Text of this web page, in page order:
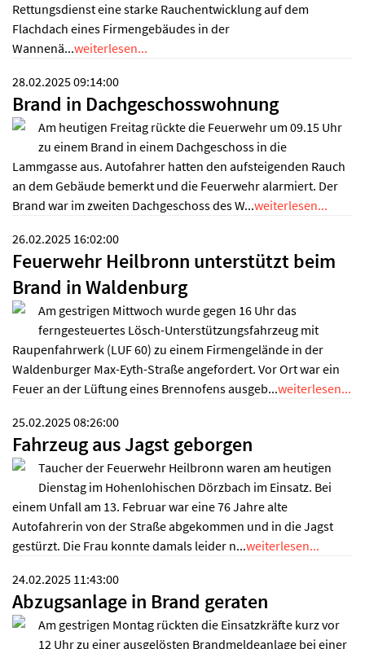
Rettungsdienst eine starke Rauchentwicklung auf dem
Flachdach eines Firmengebäudes in der
Wannenä...weiterlesen...
28.02.2025 09:14:00
Brand in Dachgeschosswohnung
Am heutigen Freitag rückte die Feuerwehr um 09.15 Uhr
zu einem Brand in einem Dachgeschoss in die
Lammgasse aus. Autofahrer hatten den aufsteigenden Rauch
an dem Gebäude bemerkt und die Feuerwehr alarmiert. Der
Brand war im zweiten Dachgeschoss des W...weiterlesen...
26.02.2025 16:02:00
Feuerwehr Heilbronn unterstützt beim
Brand in Waldenburg
Am gestrigen Mittwoch wurde gegen 16 Uhr das
ferngesteuertes Lösch-Unterstützungsfahrzeug mit
Raupenfahrwerk (LUF 60) zu einem Firmengelände in der
Waldenburger Max-Eyth-Straße angefordert. Vor Ort war ein
Feuer an der Lüftung eines Brennofens ausgeb...weiterlesen...
25.02.2025 08:26:00
Fahrzeug aus Jagst geborgen
Taucher der Feuerwehr Heilbronn waren am heutigen
Dienstag im Hohenlohischen Dörzbach im Einsatz. Bei
einem Unfall am 13. Februar war eine 76 Jahre alte
Autofahrerin von der Straße abgekommen und in die Jagst
gestürzt. Die Frau konnte damals leider n...weiterlesen...
24.02.2025 11:43:00
Abzugsanlage in Brand geraten
Am gestrigen Montag rückten die Einsatzkräfte kurz vor
12 Uhr zu einer ausgelösten Brandmeldeanlage bei einer